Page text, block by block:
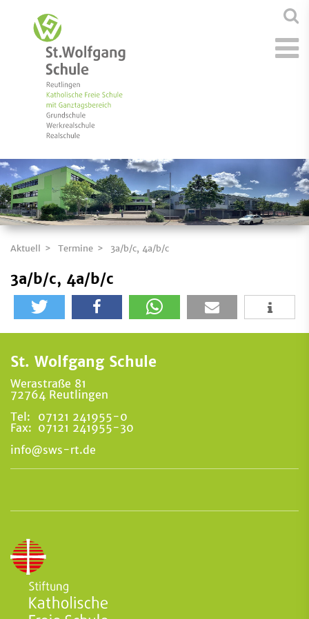
Aktuell Termine 3a/b/c, 4a/b/c
3a/b/c, 4a/b/c
St. Wolfgang Schule
Werastraße 81
72764 Reutlingen
Tel:
07121 241955-0
Fax: 07121 241955-30
info@sws-rt.de